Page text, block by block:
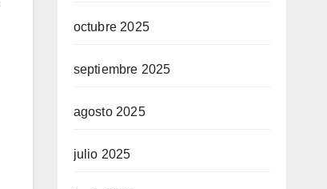
octubre 2025
septiembre 2025
agosto 2025
julio 2025